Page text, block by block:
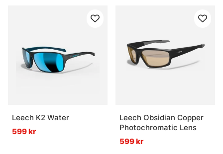
Leech K2 Water
599 kr
Leech Obsidian Copper
Photochromatic Lens
599 kr